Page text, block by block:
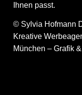
Ihnen passt.
© Sylvia Hofmann
Kreative
München – Grafik